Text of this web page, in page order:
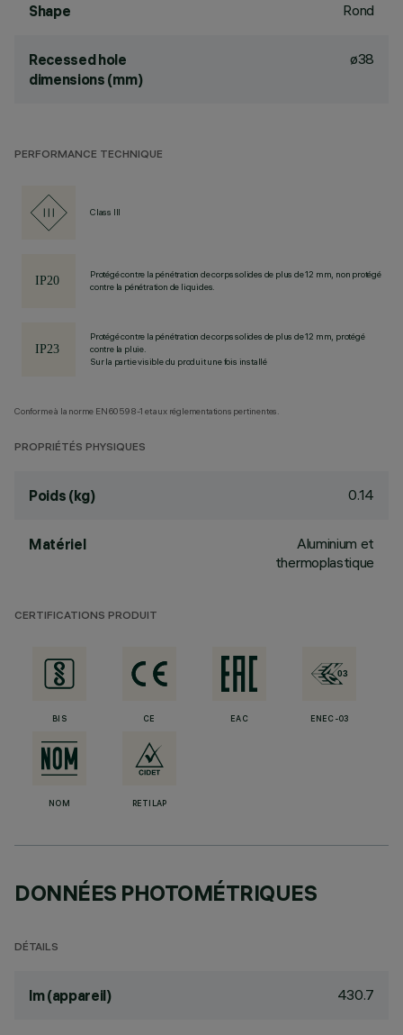
Shape Rond
Recessed hole
dimensions (mm)
ø38
PERFORMANCE TECHNIQUE
Class III
Protégé contre la pénétration de corps solides de plus de 12 mm, non protégé
contre la pénétration de liquides.
Protégé contre la pénétration de corps solides de plus de 12 mm, protégé
contre la pluie.
Sur la partie visible du produit une fois installé
Conforme à la norme EN60598-1 et aux réglementations pertinentes.
PROPRIÉTÉS PHYSIQUES
Poids (kg) 0.14
Matériel
Aluminium et
thermoplastique
CERTIFICATIONS PRODUIT
BIS CE EAC ENEC-03
NOM RETILAP
DONNÉES PHOTOMÉTRIQUES
DÉTAILS
lm (appareil) 430.7